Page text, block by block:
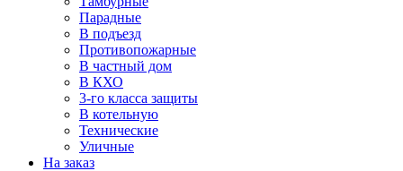
Парадные
В подъезд
Противопожарные
В частный дом
В КХО
3-го класса защиты
В котельную
Технические
Уличные
На заказ